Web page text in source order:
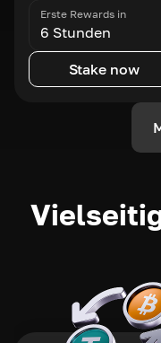
Erste Rewards in
6 Stunden
Stake now